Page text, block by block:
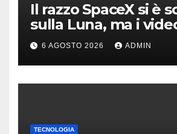
Il razzo SpaceX si è
sulla Luna, ma i
erano quasi tutti falsi
6 AGOSTO 2026 ADMIN
TECNOLOGIA